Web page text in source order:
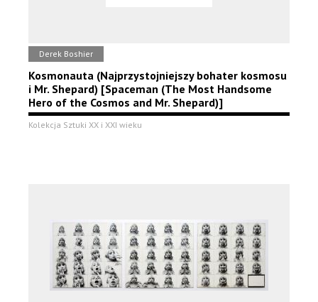
Derek Boshier
Kosmonauta (Najprzystojniejszy bohater kosmosu
i Mr. Shepard) [Spaceman (The Most Handsome
Hero of the Cosmos and Mr. Shepard)]
Kolekcja Sztuki XX i XXI wieku